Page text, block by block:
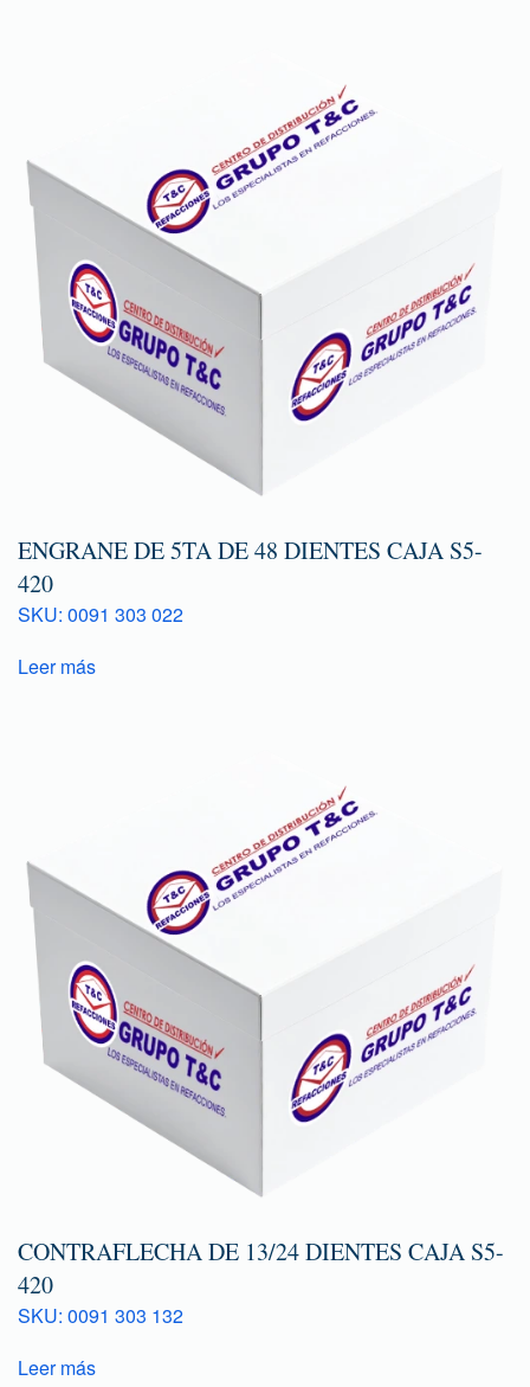
ENGRANE DE 5TA DE 48 DIENTES CAJA S5-
420
SKU: 0091 303 022
Leer más
CONTRAFLECHA DE 13/24 DIENTES CAJA S5-
420
SKU: 0091 303 132
Leer más